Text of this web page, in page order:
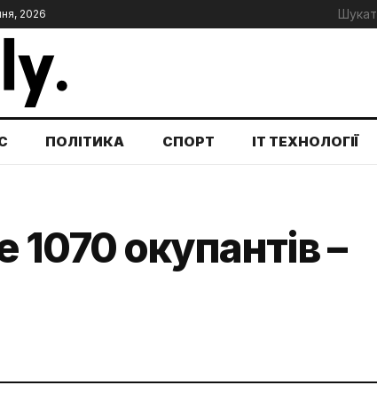
2026
ПОЛІТИКА СПОРТ IT ТЕХНОЛОГІЇ
окупантів –